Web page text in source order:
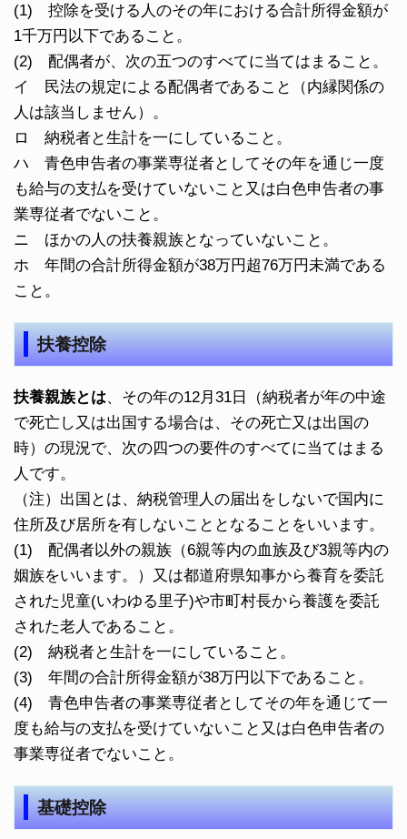
(1) 控除を受ける人のその年における合計所得金額が
1千万円以下であること。
(2) 配偶者が、次の五つのすべてに当てはまること。
イ 民法の規定による配偶者であること（内縁関係の
人は該当しません）。
ロ 納税者と生計を一にしていること。
ハ 青色申告者の事業専従者としてその年を通じ一度
も給与の支払を受けていないこと又は白色申告者の事
業専従者でないこと。
ニ ほかの人の扶養親族となっていないこと。
ホ 年間の合計所得金額が38万円超76万円未満である
こと。
扶養控除
扶養親族とは、その年の12月31日（納税者が年の中途
で死亡し又は出国する場合は、その死亡又は出国の
時）の現況で、次の四つの要件のすべてに当てはまる
人です。
（注）出国とは、納税管理人の届出をしないで国内に
住所及び居所を有しないこととなることをいいます。
(1) 配偶者以外の親族（6親等内の血族及び3親等内の
姻族をいいます。）又は都道府県知事から養育を委託
された児童(いわゆる里子)や市町村長から養護を委託
された老人であること。
(2) 納税者と生計を一にしていること。
(3) 年間の合計所得金額が38万円以下であること。
(4) 青色申告者の事業専従者としてその年を通じて一
度も給与の支払を受けていないこと又は白色申告者の
事業専従者でないこと。
基礎控除